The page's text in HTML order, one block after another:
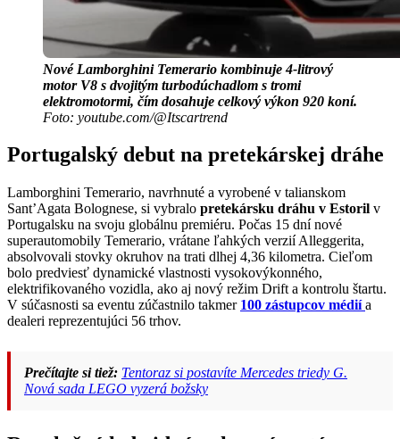
Nové Lamborghini Temerario kombinuje 4-litrový
motor V8 s dvojitým turbodúchadlom s tromi
elektromotormi, čím dosahuje celkový výkon 920 koní.
Foto: youtube.com/@Itscartrend
Portugalský debut na pretekárskej dráhe
Lamborghini Temerario, navrhnuté a vyrobené v talianskom
Sant’Agata Bolognese, si vybralo pretekársku dráhu v Estoril v
Portugalsku na svoju globálnu premiéru. Počas 15 dní nové
superautomobily Temerario, vrátane ľahkých verzií Alleggerita,
absolvovali stovky okruhov na trati dlhej 4,36 kilometra. Cieľom
bolo predviesť dynamické vlastnosti vysokovýkonného,
elektrifikovaného vozidla, ako aj nový režim Drift a kontrolu štartu.
V súčasnosti sa eventu zúčastnilo takmer 100 zástupcov médií a
dealeri reprezentujúci 56 trhov.
Prečítajte si tiež: Tentoraz si postavíte Mercedes triedy G.
Nová sada LEGO vyzerá božsky